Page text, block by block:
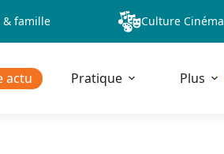
& famille Culture Cinéma
actu Pratique Plus